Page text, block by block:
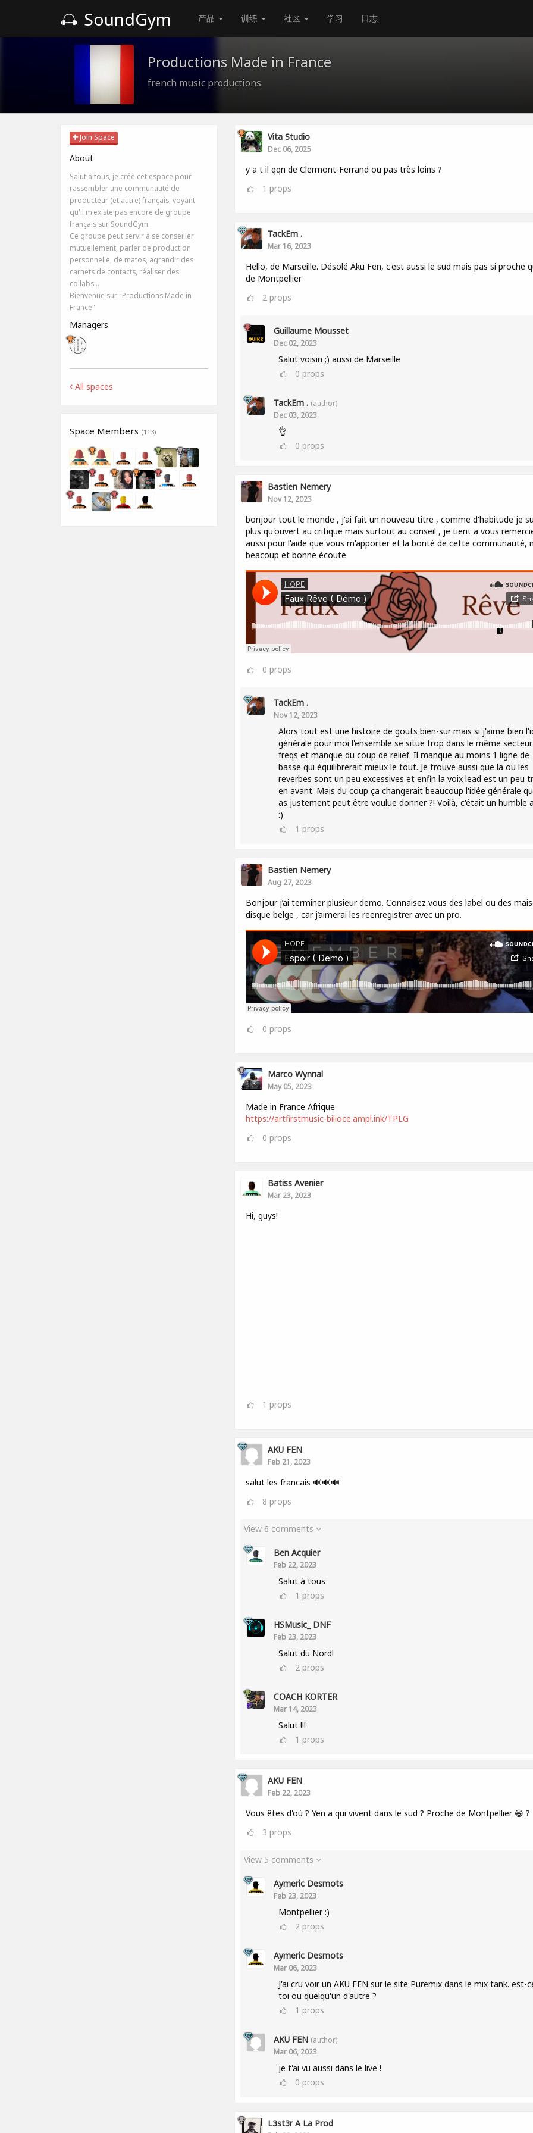
SoundGym 产品 训练 社区 学习 日志
Productions Made in France
french music productions
Join Space
About
Salut a tous, je crée cet espace pour
rassembler une communauté de
producteur (et autre) français, voyant
qu'il m'existe pas encore de groupe
français sur SoundGym.
Ce groupe peut servir à se conseiller
mutuellement, parler de production
personnelle, de matos, agrandir des
carnets de contacts, réaliser des
collabs…
Bienvenue sur "Productions Made in
France"
Managers
All spaces
Space Members (113)
Vita Studio
Dec 06, 2025
y a t il qqn de Clermont-Ferrand ou pas très loins ?
1 props
TackEm .
Mar 16, 2023
Hello, de Marseille. Désolé Aku Fen, c'est aussi le sud mais pas si proche
de Montpellier
2 props
Guillaume Mousset
Dec 02, 2023
Salut voisin ;) aussi de Marseille
0 props
TackEm . (author)
Dec 03, 2023
👌
0 props
Bastien Nemery
Nov 12, 2023
bonjour tout le monde , j'ai fait un nouveau titre , comme d'habitude je
plus qu'ouvert au critique mais surtout au conseil , je tient a vous
aussi pour l'aide que vous m'apporter et la bonté de cette communauté,
beacoup et bonne écoute
0 props
TackEm .
Nov 12, 2023
Alors tout est une histoire de gouts bien-sur mais si j'aime bien
générale pour moi l'ensemble se situe trop dans le même
freqs et manque du coup de relief. Il manque au moins 1 ligne de
basse qui équilibrerait mieux le tout. Je trouve aussi que la ou les
reverbes sont un peu excessives et enfin la voix lead est un peu
en avant. Mais du coup ça changerait beaucoup l'idée générale
as justement peut être voulue donner ?! Voilà, c'était un humble
:)
1 props
Bastien Nemery
Aug 27, 2023
Bonjour j’ai terminer plusieur demo. Connaisez vous des label ou des
disque belge , car j’aimerai les reenregistrer avec un pro.
0 props
Marco Wynnal
May 05, 2023
Made in France Afrique
https://artfirstmusic-bilioce.ampl.ink/TPLG
0 props
Batiss Avenier
Mar 23, 2023
Hi, guys!
1 props
AKU FEN
Feb 21, 2023
salut les francais 🔊🔊🔊
8 props
View 6 comments
Ben Acquier
Feb 22, 2023
Salut à tous
1 props
HSMusic_ DNF
Feb 23, 2023
Salut du Nord!
2 props
COACH KORTER
Mar 14, 2023
Salut !!!
1 props
AKU FEN
Feb 22, 2023
Vous êtes d'où ? Yen a qui vivent dans le sud ? Proche de Montpellier 😁 ?
3 props
View 5 comments
Aymeric Desmots
Feb 23, 2023
Montpellier :)
2 props
Aymeric Desmots
Mar 06, 2023
J'ai cru voir un AKU FEN sur le site Puremix dans le mix tank. est-
toi ou quelqu'un d'autre ?
1 props
AKU FEN (author)
Mar 06, 2023
je t'ai vu aussi dans le live !
0 props
L3st3r A La Prod